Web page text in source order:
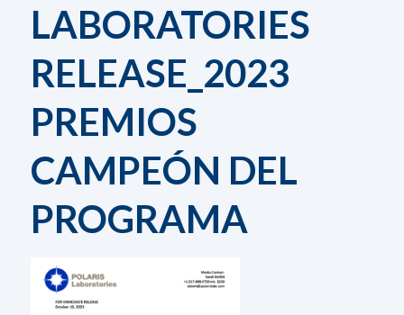
LABORATORIES
RELEASE_2023
PREMIOS
CAMPEÓN DEL
PROGRAMA